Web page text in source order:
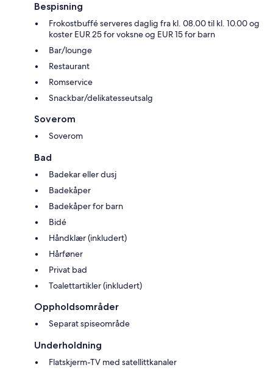
Bespisning
Frokostbuffé serveres daglig fra kl. 08.00 til kl. 10.00 og
koster EUR 25 for voksne og EUR 15 for barn
Bar/lounge
Restaurant
Romservice
Snackbar/delikatesseutsalg
Soverom
Soverom
Bad
Badekar eller dusj
Badekåper
Badekåper for barn
Bidé
Håndklær (inkludert)
Hårføner
Privat bad
Toalettartikler (inkludert)
Oppholdsområder
Separat spiseområde
Underholdning
Flatskjerm-TV med satellittkanaler